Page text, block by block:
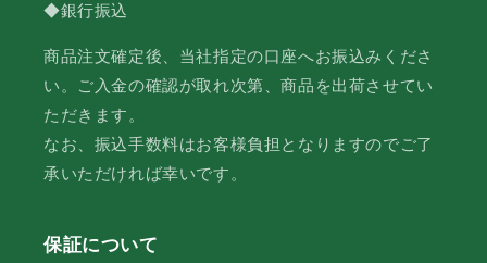
◆銀行振込
商品注文確定後、当社指定の口座へお振込みくださ
い。ご入金の確認が取れ次第、商品を出荷させてい
ただきます。
なお、振込手数料はお客様負担となりますのでご了
承いただければ幸いです。
保証について